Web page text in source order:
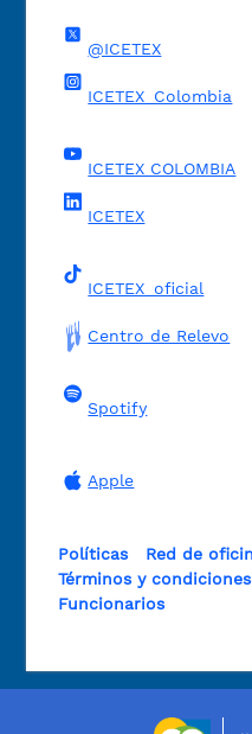
@ICETEX
ICETEX_Colombia
ICETEX COLOMBIA
ICETEX
ICETEX_oficial
Centro de Relevo
Spotify
Apple
Políticas Red de
Términos y condiciones
Funcionarios